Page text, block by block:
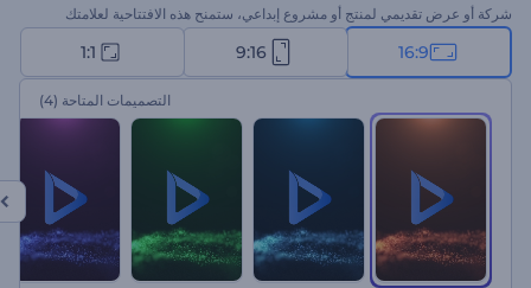
شركة أو عرض تقديمي لمنتج أو مشروع إبداعي، ستمنح هذه الافتتاحية لعلامتك
التجارية لمسة أنيقة. ابدأ الآن!
16:9
9:16
1:1
التصميمات المتاحة (4)